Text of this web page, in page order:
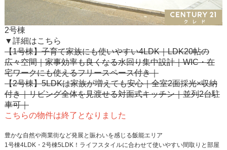
2号棟
▼詳細はこちら
【1号棟】子育て家族にも使いやすい4LDK｜LDK20帖の
広々空間｜家事効率も良くなる水回り集中設計｜WIC・在
宅ワークにも使えるフリースペース付き｜
【2号棟】5LDKは家族が増えても安心｜全室2面採光×収納
付き｜リビング全体を見渡せる対面式キッチン｜並列2台駐
車可｜
こちらの物件は終了となりました
豊かな自然や商業街など発展と賑わいを感じる飯能エリア
1号棟4LDK・2号棟5LDK！ライフスタイルに合わせて使いやすい間取りと部屋